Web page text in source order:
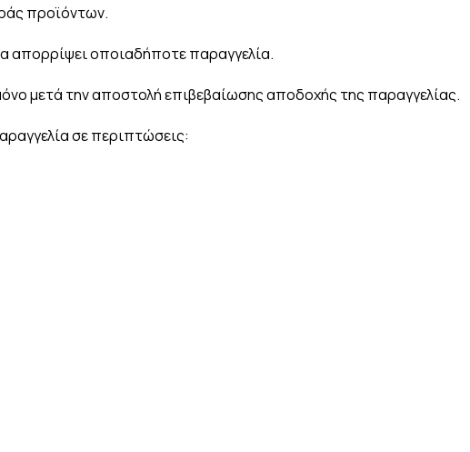
προϊόντων.
απορρίψει οποιαδήποτε παραγγελία.
μετά την αποστολή επιβεβαίωσης αποδοχής της παραγγελίας.
σε περιπτώσεις: